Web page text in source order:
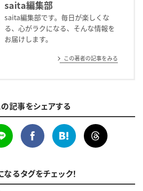
saita編集部
saita編集部です。毎日が楽しくな
る、心がラクになる、そんな情報を
お届けします。
この著者の記事をみる
の記事をシェアする
なるタグをチェック！